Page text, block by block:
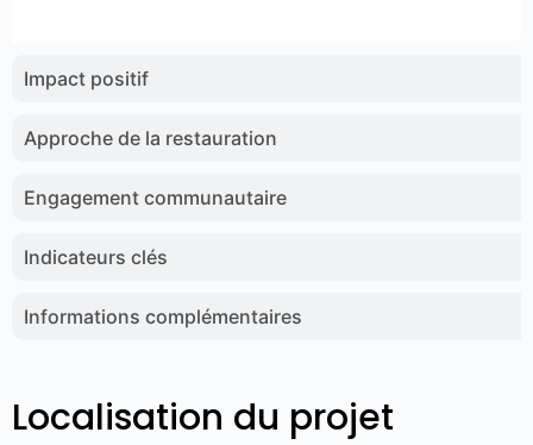
Impact positif
Approche de la restauration
Engagement communautaire
Indicateurs clés
Informations complémentaires
Localisation du projet